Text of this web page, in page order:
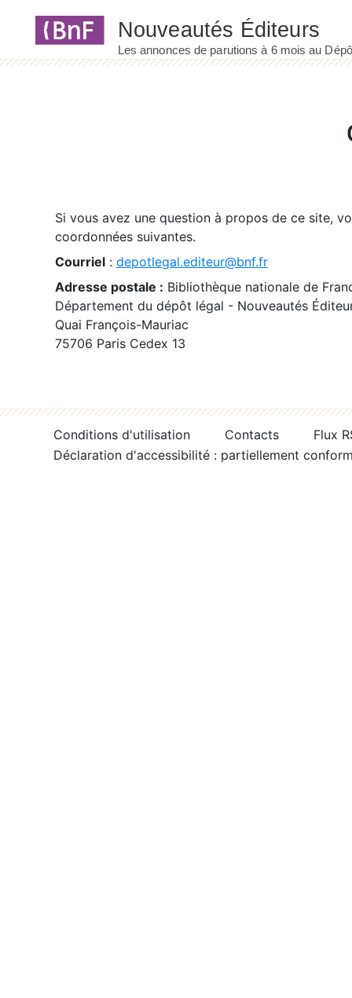
Si vous avez une question à propos de ce site,
coordonnées suivantes.
Courriel : depotlegal.editeur@bnf.fr
Adresse postale : Bibliothèque nationale de
Département du dépôt légal - Nouveautés
Quai François-Mauriac
75706 Paris Cedex 13
Conditions d'utilisation Contacts
Flux
Déclaration d'accessibilité : partiellement